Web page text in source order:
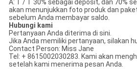
A: T / T 30% sebagai deposit, dan 70%
akan menunjukkan foto produk dan
sebelum Anda membayar saldo.
Hubungi kami
Pertanyaan Anda diterima di sini.
Jika Anda memiliki pertanyaan, silakan
Contact Person: Miss Jane
Tel: + 8615002030283. Kami akan
setelah kami menerima pesan Anda.